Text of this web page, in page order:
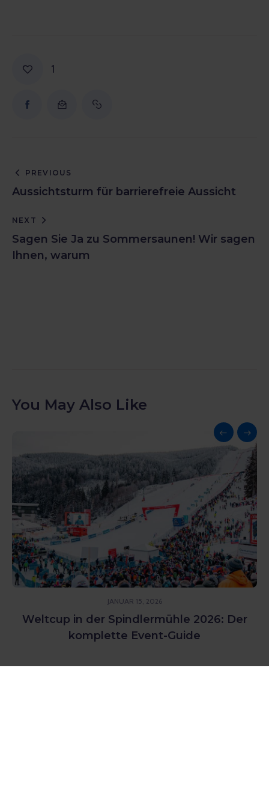
1
PREVIOUS
Aussichtsturm für barrierefreie Aussicht
NEXT
Sagen Sie Ja zu Sommersaunen! Wir sagen
Ihnen, warum
You May Also Like
JANUAR 15, 2026
Weltcup in der Spindlermühle 2026: Der
komplette Event-Guide